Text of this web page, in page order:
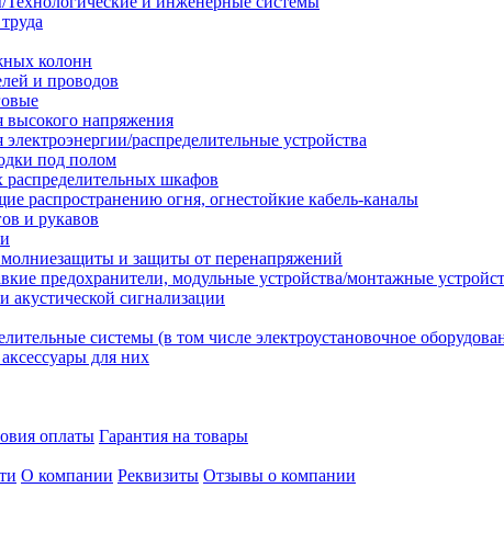
колонн
и проводов
высокого напряжения
распределительные устройства
под полом
распределительных шкафов
распространению огня, огнестойкие кабель-каналы
и рукавов
молниезащиты и защиты от перенапряжений
предохранители, модульные устройства/монтажные
акустической сигнализации
системы (в том числе электроустановочное
для них
оплаты Гарантия на товары
О компании Реквизиты Отзывы о компании